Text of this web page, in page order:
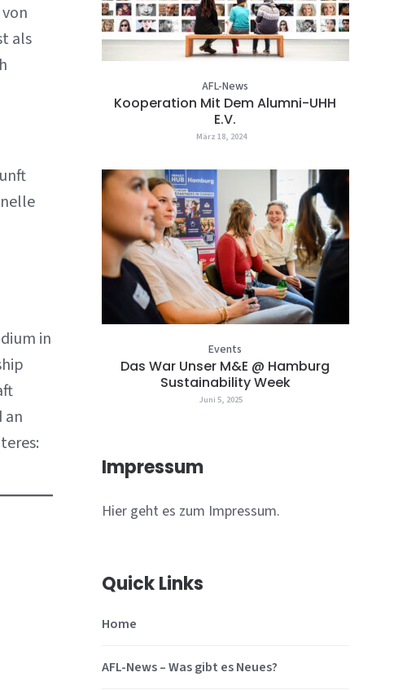
als
in
an
AFL-News
Kooperation Mit Dem Alumni-UHH
E.V.
März 18, 2024
Events
Das War Unser M&E @ Hamburg
Sustainability Week
Juni 5, 2025
Impressum
Hier geht es zum Impressum.
Quick Links
Home
AFL-News – Was gibt es Neues?